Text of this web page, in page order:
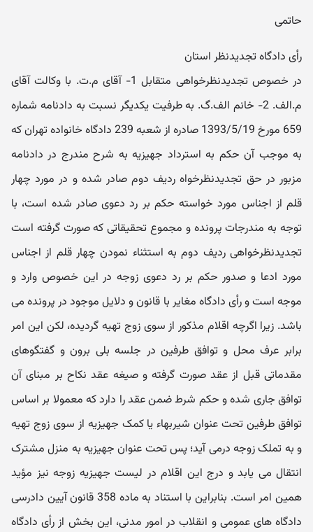
حاتمی
رأی دادگاه تجدیدنظر استان
در خصوص تجدیدنظرخواهی متقابل 1- آقای م.ت. با وکالت آقای
م.الف. 2- خانم الف.گ. به طرفیت یکدیگر نسبت به دادنامه شماره
659 مورخ 1393/5/19 صادره از شعبه 239 دادگاه خانواده تهران که
به موجب آن حکم به استرداد جهیزیه به شرح مندرج در دادنامه
مزبور در حق تجدیدنظرخواه ردیف دوم صادر شده و در مورد چهار
قلم از اجناس مورد خواسته حکم بر رد دعوی صادر شده است، با
توجه به مندرجات پرونده و مجموع تحقیقاتی که صورت گرفته است
تجدیدنظرخواهی ردیف دوم به استثناء نمودن چهار قلم از اجناس
مورد ادعا و صدور حکم بر رد دعوی زوجه در این خصوص وارد و
موجه است و رأی دادگاه مغایر با قانون و دلایل موجود در پرونده می
باشد. زیرا اگرچه اقلام مذکور از سوی زوج تهیه گردیده، لکن این امر
برابر عرف محل و توافق طرفین در جلسه بلی برون و گفتگوهای
مقدماتی قبل از عقد صورت گرفته و صیغه عقد نکاح بر مبنای آن
توافق جاری شده و حکم شرط ضمن عقد را دارد که معمولا بر اساس
توافق طرفین تحت عنوان شیربهاء یا کمک جهیزیه از سوی زوج تهیه
و به تملک زوجه درمی آید؛ پس تحت عنوان جهیزیه به منزل مشترک
انتقال می یابد و درج این اقلام در لیست جهیزیه زوجه نیز مؤید
همین امر است. بنابراین با استناد به ماده 358 قانون آیین دادرسی
دادگاه های عمومی و انقلاب در امور مدنی، این بخش از رأی دادگاه